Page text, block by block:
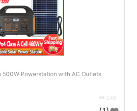
500W Powerstation with AC Outlets
248